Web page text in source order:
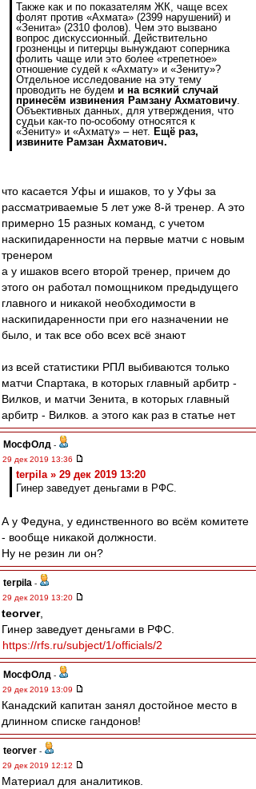
Также как и по показателям ЖК, чаще всех
фолят против «Ахмата» (2399 нарушений) и
«Зенита» (2310 фолов). Чем это вызвано
вопрос дискуссионный. Действительно
грозненцы и питерцы вынуждают соперника
фолить чаще или это более «трепетное»
отношение судей к «Ахмату» и «Зениту»?
Отдельное исследование на эту тему
проводить не будем и на всякий случай
принесём извинения Рамзану Ахматовичу.
Объективных данных, для утверждения, что
судьи как-то по-особому относятся к
«Зениту» и «Ахмату» – нет. Ещё раз,
извините Рамзан Ахматович.
что касается Уфы и ишаков, то у Уфы за
рассматриваемые 5 лет уже 8-й тренер. А это
примерно 15 разных команд, с учетом
наскипидаренности на первые матчи с новым
тренером
а у ишаков всего второй тренер, причем до
этого он работал помощником предыдущего
главного и никакой необходимости в
наскипидаренности при его назначении не
было, и так все обо всех всё знают
из всей статистики РПЛ выбиваются только
матчи Спартака, в которых главный арбитр -
Вилков, и матчи Зенита, в которых главный
арбитр - Вилков. а этого как раз в статье нет
МосфОлд -
29 дек 2019 13:36
terpila » 29 дек 2019 13:20
Гинер заведует деньгами в РФС.
А у Федуна, у единственного во всём комитете
- вообще никакой должности.
Ну не резин ли он?
terpila -
29 дек 2019 13:20
teorver,
Гинер заведует деньгами в РФС.
https://rfs.ru/subject/1/officials/2
МосфОлд -
29 дек 2019 13:09
Канадский капитан занял достойное место в
длинном списке гандонов!
teorver -
29 дек 2019 12:12
Материал для аналитиков.